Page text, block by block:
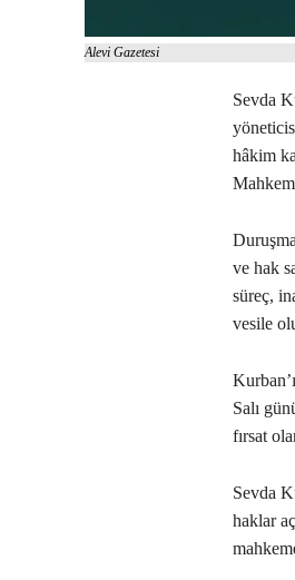
Alevi Gazetesi
Sevda
hâkim
ve hak
süreç,
vesile
Salı
fırsat
Sevda
haklar